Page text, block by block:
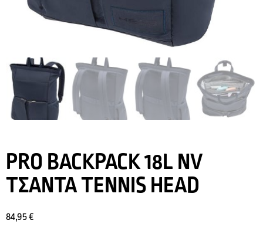
PRO BACKPACK 18L NV
ΤΣΑΝΤΑ TENNIS HEAD
84,95€